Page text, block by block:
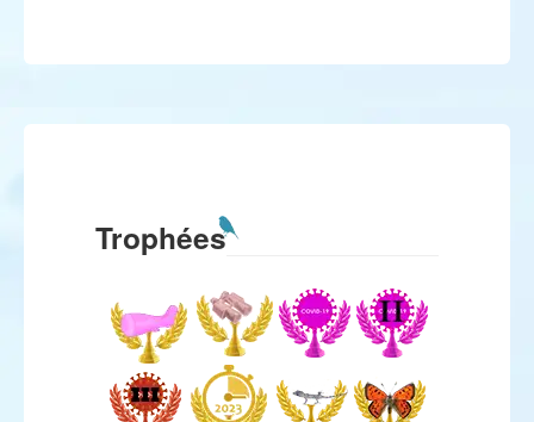
Trophées